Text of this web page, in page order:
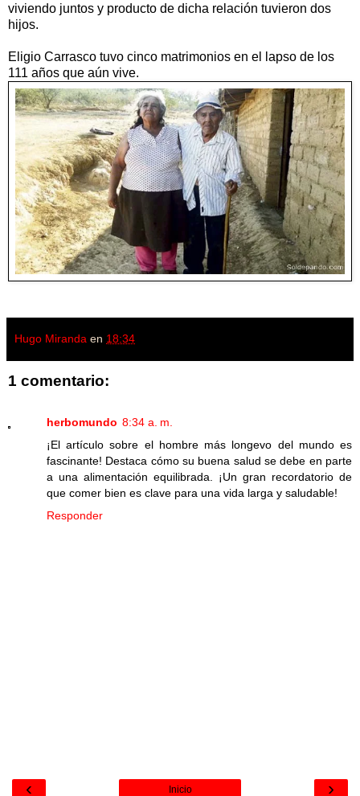
viviendo juntos y producto de dicha relación tuvieron dos
hijos.
Eligio Carrasco tuvo cinco matrimonios en el lapso de los
111 años que aún vive.
Hugo Miranda en 18:34
1 comentario:
herbomundo 8:34 a. m.
¡El artículo sobre el hombre más longevo del mundo es
fascinante! Destaca cómo su buena salud se debe en parte
a una alimentación equilibrada. ¡Un gran recordatorio de
que comer bien es clave para una vida larga y saludable!
Responder
‹ ›
Inicio